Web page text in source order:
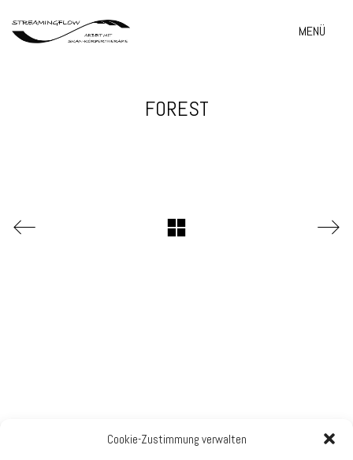
Cookie-Zustimmung verwalten
MENÜ
FOREST